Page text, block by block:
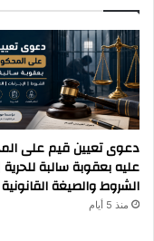
دعوى تعيين قيم على
عليه بعقوبة سالبة
الشروط والصيغة القانونية
منذ 5 أيام